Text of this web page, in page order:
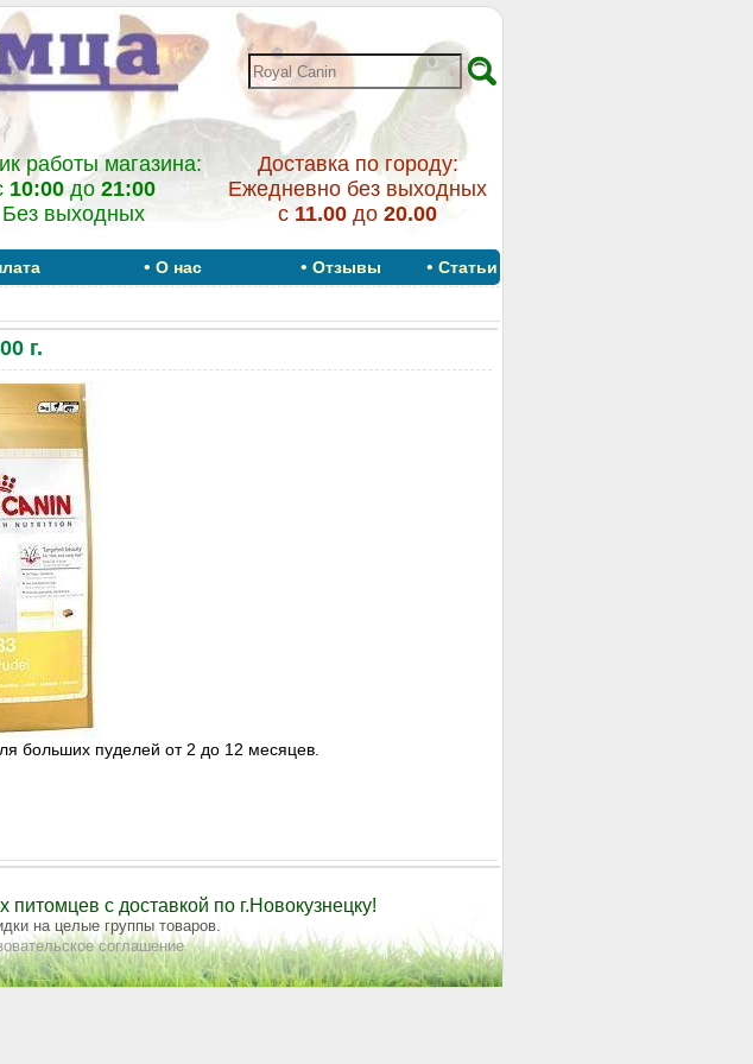
работы магазина:
10:00до 21:00
Без выходных
Доставка по городу:
Ежедневно без выходных
с 11.00 до 20.00
• О нас • Отзывы • Статьи
г.
больших пуделей от 2 до 12 месяцев.
с доставкой по г.Новокузнецку!
на целые группы товаров.
соглашение